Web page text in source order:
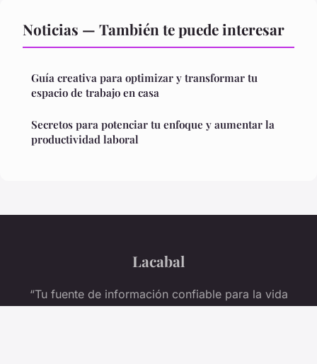
Noticias — También te puede interesar
Guía creativa para optimizar y transformar tu
espacio de trabajo en casa
Secretos para potenciar tu enfoque y aumentar la
productividad laboral
Lacabal
“Tu fuente de información confiable para la vida